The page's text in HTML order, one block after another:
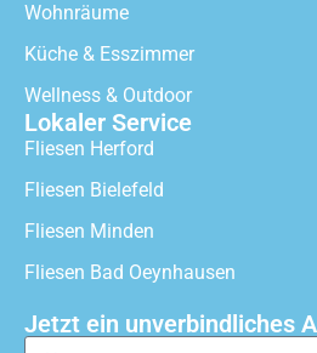
Wohnräume
Küche & Esszimmer
Wellness & Outdoor
Lokaler Service
Fliesen Herford
Fliesen Bielefeld
Fliesen Minden
Fliesen Bad Oeynhausen
Jetzt ein unverbindliches